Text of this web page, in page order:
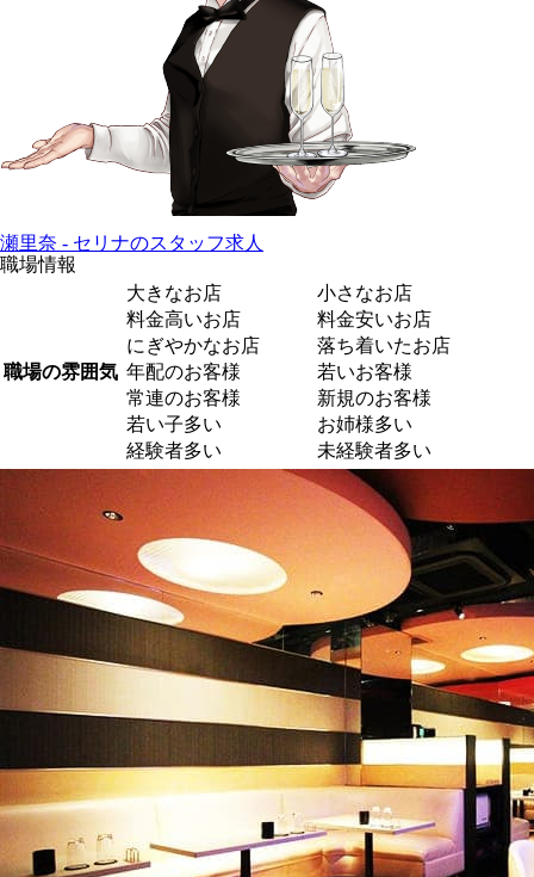
瀬里奈 - セリナのスタッフ求人
職場情報
職場の雰囲気
大きなお店
小さなお店
料金高いお店
料金安いお店
にぎやかなお店
落ち着いたお店
年配のお客様
若いお客様
常連のお客様
新規のお客様
若い子多い
お姉様多い
経験者多い
未経験者多い